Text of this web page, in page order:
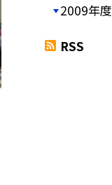
2009年度
RSS